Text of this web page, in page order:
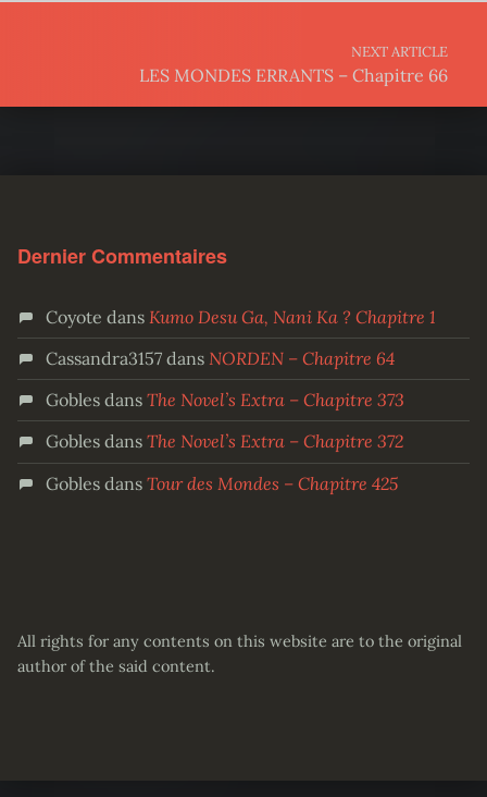
NEXT ARTICLE
LES MONDES ERRANTS – Chapitre 66
Dernier Commentaires
Coyote dans Kumo Desu Ga, Nani Ka ? Chapitre 1
Cassandra3157dans NORDEN – Chapitre 64
Goblesdans The Novel’s Extra – Chapitre 373
Goblesdans The Novel’s Extra – Chapitre 372
Goblesdans Tour des Mondes – Chapitre 425
All rights for any contents on this website are to the original
author of the said content.